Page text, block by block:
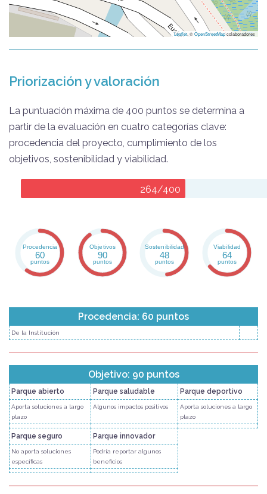
Leaflet , ©OpenStreetMapcolaboradores
Priorización y valoración
La puntuación máxima de 400 puntos se determina a
partir de la evaluación en cuatro categorías clave:
procedencia del proyecto, cumplimiento de los
objetivos, sostenibilidad y viabilidad.
264/400
Procedencia
60
puntos
Objetivos
90
puntos
Sostenibilidad
48
puntos
Viabilidad
64
puntos
Procedencia: 60 puntos
De la Institución
Objetivo: 90 puntos
Parque abierto Parque saludable Parque deportivo
Aporta soluciones a largo
plazo
Algunos impactos positivos
Aporta soluciones a largo
plazo
Parque seguro Parque innovador
No aporta soluciones
específicas
Podría reportar algunos
beneficios